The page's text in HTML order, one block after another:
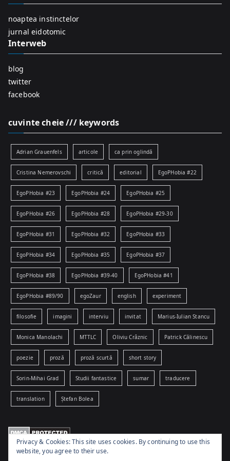
o
noaptea instinctelor
jurnal eidotomic
Interweb
blog
twitter
facebook
cuvinte cheie /// keywords
Adrian Grauenfels articole ca prin oglindă
Cristina Nemerovschi critică editorial EgoPHobia #22
EgoPHobia #23 EgoPHobia #24 EgoPHobia #25
EgoPHobia #26 EgoPHobia #28 EgoPHobia #29-30
EgoPHobia #31 EgoPHobia #32 EgoPHobia #33
EgoPHobia #34 EgoPHobia #35 EgoPHobia #37
EgoPHobia #38 EgoPHobia #39-40 EgoPHobia #41
EgoPHobia #89/90 egoZaur english experiment
filosofie imagini interviu invitat Marius-Iulian Stancu
Monica Manolachi MTTLC Oliviu Crâznic Patrick Călinescu
poezie proză proză scurtă short story
Sorin-Mihai Grad Studii fantastice sumar traducere
translation Ștefan Bolea
Privacy & Cookies: This site uses cookies. By continuing to use this
website, you agree to their use.